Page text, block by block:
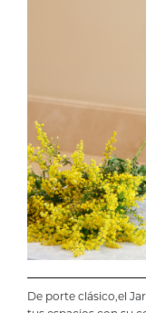
De porte clásico,el